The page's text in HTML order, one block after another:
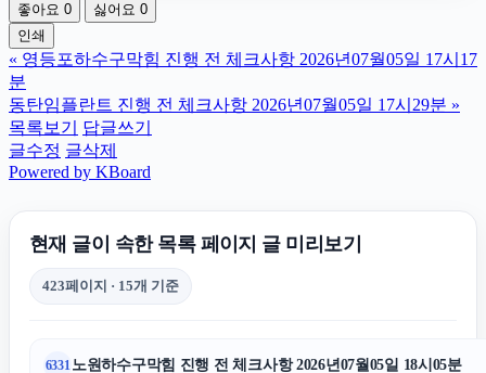
핑크티켓
좋아요 0 싫어요 0
인쇄
« 영등포하수구막힘 진행 전 체크사항 2026년07월05일 17시17
분
동탄임플란트 진행 전 체크사항 2026년07월05일 17시29분 »
목록보기
답글쓰기
글수정 글삭제
Powered by KBoard
현재 글이 속한 목록 페이지 글 미리보기
423페이지 · 15개 기준
6331 노원하수구막힘 진행 전 체크사항 2026년07월05일 18시05분